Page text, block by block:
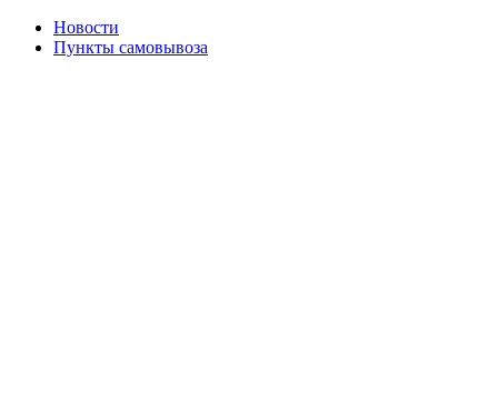
Новости
Пункты самовывоза